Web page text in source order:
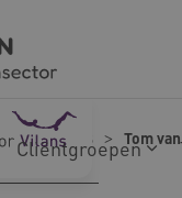
Cliëntgroepen
Onze experts Tom